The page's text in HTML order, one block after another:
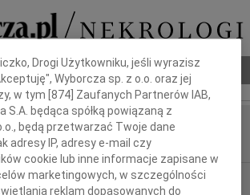
Poradnik pogrzebowy
Paweł Łodziński
cała Polska
Drogi Użytkowniku, jeśli wyrazisz
Wyborcza sp. z o.o. oraz jej
w tym [874 ] Zaufanych Partnerów IAB,
S.A. będąca spółką powiązaną z
będą przetwarzać Twoje dane
adresy IP, adresy e-mail czy
cookie lub inne informacje zapisane w
marketingowych, w szczególności
reklam dopasowanych do